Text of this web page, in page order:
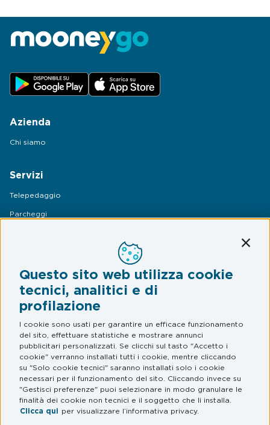
Questo sito web utilizza cookie
tecnici, analitici e di
profilazione
I cookie sono usati per garantire un efficace funzionamento
del sito, effettuare statistiche e mostrare annunci
pubblicitari personalizzati. Se clicchi sul tasto "Accetto i
cookie" verranno installati tutti i cookie, mentre cliccando
su "Solo cookie tecnici" saranno installati solo i cookie
necessari per il funzionamento del sito. Cliccando invece su
"Gestisci preferenze" puoi selezionare in modo granulare le
finalità dei cookie non tecnici e il soggetto che li installa.
Clicca qui per visualizzare l’informativa privacy.
Azienda
Chi siamo
Servizi
Telepedaggio
Parcheggi
Legal & Privacy
Termini e condizioni
Informativa privacy
Web Privacy e Cookie Policy
FAQ
Domande frequenti